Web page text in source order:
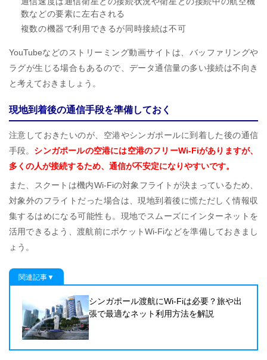
数などの要素に左右される
複数の機器で利用できるが同時接続は不可
YouTubeなどのストリーミング動画サイトは、バッファリングや
ラグが生じる場合もあるので、データ通信量の多い接続は不向き
と考えておきましょう。
現地到着後の通信手段を準備しておく
注意しておきたいのが、空港やシンガポールに到着した後の通信
手段。 シンガポールの空港には空港のフリーWi-Fiがありますが、
多くの人が接続するため、通信が不安定になりやすいです。
また、スクートは機内Wi-Fiの対象フライトが決まっているため、
対象外のフライトだった場合は、現地到着後に慌ただしく情報収
集するはめになる可能性も。現地でスムーズにインターネットを
活用できるよう、渡航前にポケットWi-Fiなどを準備しておきまし
ょう。
関連記事▼
シンガポール渡航にWi-Fiは必要？旅や出
張で最適なネット利用方法を解説